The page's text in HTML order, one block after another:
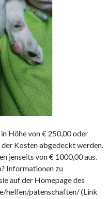
Höhe von € 250,00 oder
Kosten abgedeckt werden.
jenseits von € 1000,00 aus.
Informationen zu
auf der Homepage des
helfen/patenschaften/ (Link